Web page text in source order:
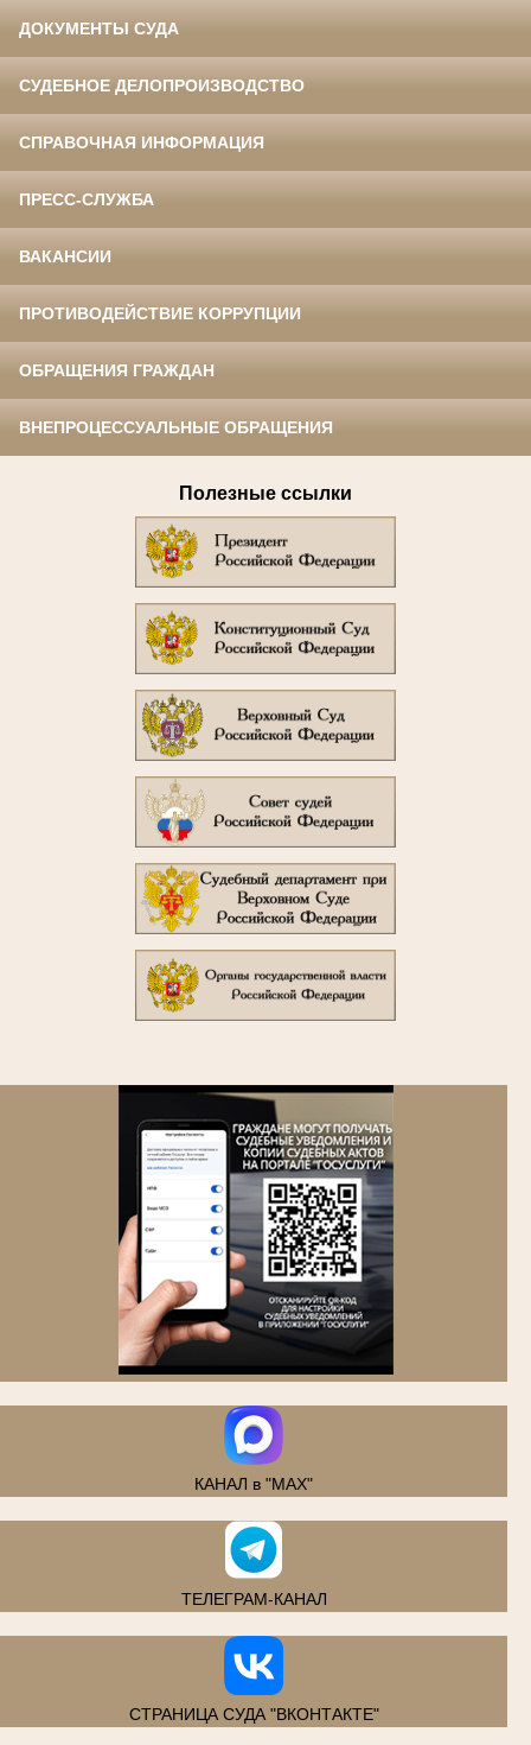
ДОКУМЕНТЫ СУДА
СУДЕБНОЕ ДЕЛОПРОИЗВОДСТВО
СПРАВОЧНАЯ ИНФОРМАЦИЯ
ПРЕСС-СЛУЖБА
ВАКАНСИИ
ПРОТИВОДЕЙСТВИЕ КОРРУПЦИИ
ОБРАЩЕНИЯ ГРАЖДАН
ВНЕПРОЦЕССУАЛЬНЫЕ ОБРАЩЕНИЯ
Полезные ссылки
КАНАЛ в "MAX"
ТЕЛЕГРАМ-КАНАЛ
СТРАНИЦА СУДА "ВКОНТАКТЕ"